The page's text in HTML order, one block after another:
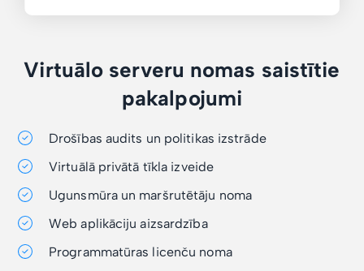
Virtuālo serveru nomas saistītie
pakalpojumi
Drošības audits un politikas izstrāde
Virtuālā privātā tīkla izveide
Ugunsmūra un maršrutētāju noma
Web aplikāciju aizsardzība
Programmatūras licenču noma